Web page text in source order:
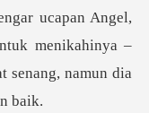
menikahinya –